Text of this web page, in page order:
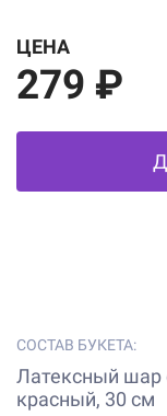
ЦЕНА
279 ₽
СОСТАВ БУКЕТА:
Латексный шар
красный, 30 см